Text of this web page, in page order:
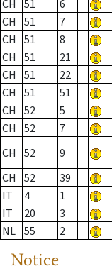
CH 51 6
CH
51 7
CH
51 8
CH
51 21
CH
51 22
CH
51 51
CH
52 5
CH
52 7
CH
52 9
CH
52 39
IT
4 1
IT
20 3
NL 55 2
Notice